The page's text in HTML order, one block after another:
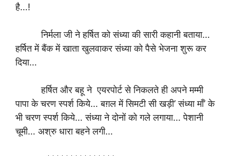
है…!
निर्मला जी ने हर्षित को संध्या की सारी कहानी बताया…
हर्षित में बैंक में खाता खुलवाकर संध्या को पैसे भेजना शुरू कर
दिया…
हर्षित और बहू ने एयरपोर्ट से निकलते ही अपने मम्मी
पापा के चरण स्पर्श किये… बग़ल में सिमटी सी खड़ी’ संध्या माँ’ के
भी चरण स्पर्श किये… संध्या ने दोनों को गले लगाया… पेशानी
चूमी… अश्रु धारा बहने लगी…